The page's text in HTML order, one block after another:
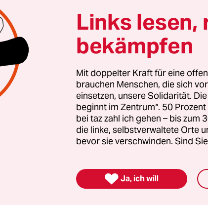
mir gemacht wird“, sagte sie.
Ebner rügte daraufhin den Anwalt:
emotional überfordert ist? Warum
so vorführen?“
Links lesen,
bekämpfen
Mit doppelter Kraft für eine
brauchen Menschen, die sich
einsetzen, unsere Solidarität.
beginnt im Zentrum“. 50
bei taz zahl ich gehen – bis zum
die linke, selbstverwaltete Orte
bevor sie verschwinden. Sind
 Ja, ich will